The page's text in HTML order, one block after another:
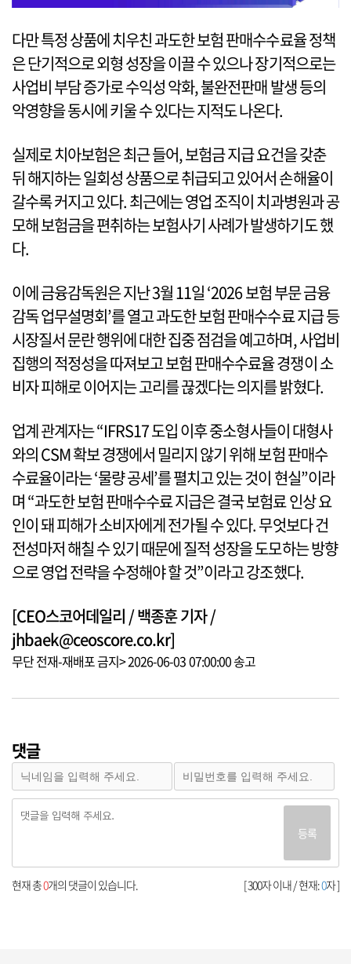
다만 특정 상품에 치우친 과도한 보험 판매수수료율 정책
은 단기적으로 외형 성장을 이끌 수 있으나 장기적으로는
사업비 부담 증가로 수익성 악화, 불완전판매 발생 등의
악영향을 동시에 키울 수 있다는 지적도 나온다.
실제로 치아보험은 최근 들어, 보험금 지급 요건을 갖춘
뒤 해지하는 일회성 상품으로 취급되고 있어서 손해율이
갈수록 커지고 있다. 최근에는 영업 조직이 치과병원과 공
모해 보험금을 편취하는 보험사기 사례가 발생하기도 했
다.
이에 금융감독원은 지난 3월 11일 ‘2026 보험 부문 금융
감독 업무설명회’를 열고 과도한 보험 판매수수료 지급 등
시장질서 문란 행위에 대한 집중 점검을 예고하며, 사업비
집행의 적정성을 따져보고 보험 판매수수료율 경쟁이 소
비자 피해로 이어지는 고리를 끊겠다는 의지를 밝혔다.
업계 관계자는 “IFRS17 도입 이후 중소형사들이 대형사
와의 CSM 확보 경쟁에서 밀리지 않기 위해 보험 판매수
수료율이라는 ‘물량 공세’를 펼치고 있는 것이 현실”이라
며 “과도한 보험 판매수수료 지급은 결국 보험료 인상 요
인이 돼 피해가 소비자에게 전가될 수 있다. 무엇보다 건
전성마저 해칠 수 있기 때문에 질적 성장을 도모하는 방향
으로 영업 전략을 수정해야 할 것”이라고 강조했다.
[CEO스코어데일리 / 백종훈 기자 /
jhbaek@ceoscore.co.kr]
무단 전재-재배포 금지> 2026-06-03 07:00:00 송고
댓글
등록
[ 300자 이내 / 현재:0자 ]
현재 총0개의 댓글이 있습니다.